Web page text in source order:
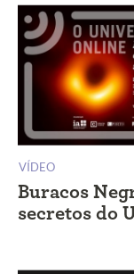
VÍDEO
Buracos
secretos do